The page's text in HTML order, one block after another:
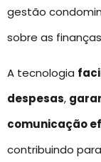
gestão
sobre as
A tecnologia
despesas,
comunicação
contribuindo